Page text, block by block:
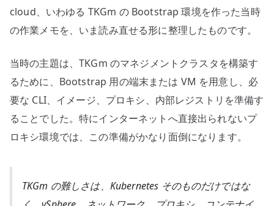
へ
の
cloud、いわゆる TKGm の Bootstrap 環境を作った当時
の作業メモを、いま読み直せる形に整理したものです。
当時の主題は、TKGm のマネジメントクラスタを構築す
るために、Bootstrap 用の端末または VM を用意し、必
要な CLI、イメージ、プロキシ、内部レジストリを準備す
ることでした。特にインターネットへ直接出られないプ
ロキシ環境では、この準備がかなり面倒になります。
TKGm の難しさは、Kubernetes そのものだけではな